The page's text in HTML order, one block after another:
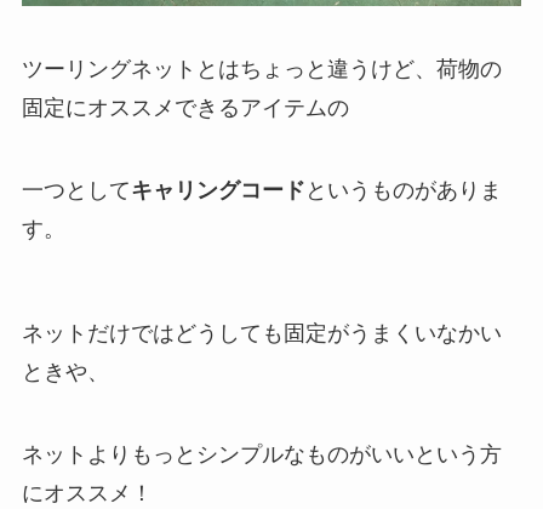
ツーリングネットとはちょっと違うけど、荷物の
固定にオススメできるアイテムの
一つとしてキャリングコード というものがありま
す。
ネットだけではどうしても固定がうまくいなかい
ときや、
ネットよりもっとシンプルなものがいいという方
にオススメ！